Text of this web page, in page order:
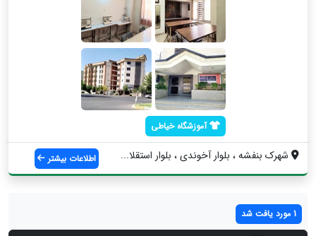
آموزشگاه خیاطی
شهرک بنفشه ، بلوار آخوندی ، بلوار استقلا... اطلاعات بیشتر
1 مورد یافت شد